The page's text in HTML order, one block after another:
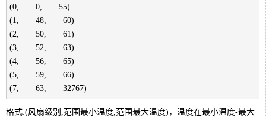
(0,　　0,　　55)
(1,　　48,　　60)
(2,　　50,　　61)
(3,　　52,　　63)
(4,　　56,　　65)
(5,　　59,　　66)
(7,　　63,　　32767)
格式:(风扇级别,范围最小温度,范围最大温度)，温度在最小温度-最大